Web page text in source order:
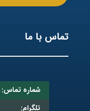
تماس با ما
شماره تماس:
تلگرام: